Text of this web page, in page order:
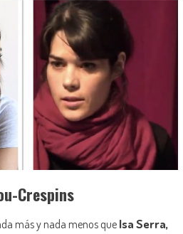
Crespins
más y nada menos que Isa Serra,